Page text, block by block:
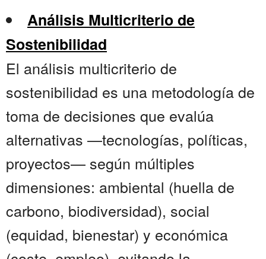
Análisis Multicriterio de
Sostenibilidad
El análisis multicriterio de
sostenibilidad es una metodología de
toma de decisiones que evalúa
alternativas —tecnologías, políticas,
proyectos— según múltiples
dimensiones: ambiental (huella de
carbono, biodiversidad), social
(equidad, bienestar) y económica